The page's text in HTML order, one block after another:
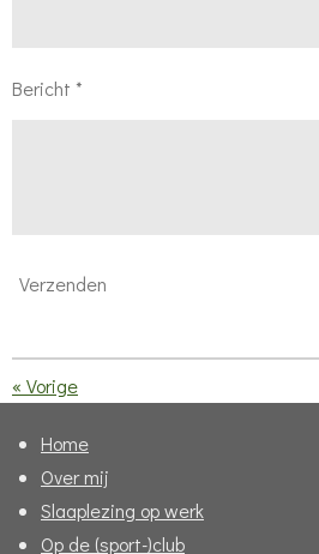
Bericht *
Verzenden
« Vorige
Home
Over mij
Slaaplezing op werk
Op de (sport-)club